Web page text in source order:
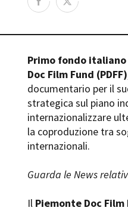
Rete regionale
Bandi e gare
Sostenibilità ambientale
Servizi generali
Location scouting
Spazi nella sede FCTP
Sala Paolo Tenna
FILM FUNDS
Primo fondo
Doc Film Fund (PDFF)
documentario per il
strategica sul piano
internazionalizzare
la coproduzione tra
internazionali.
Guarda le News
Il Piemonte Doc Film